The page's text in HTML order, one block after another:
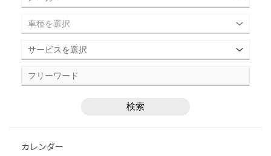
カレンダー